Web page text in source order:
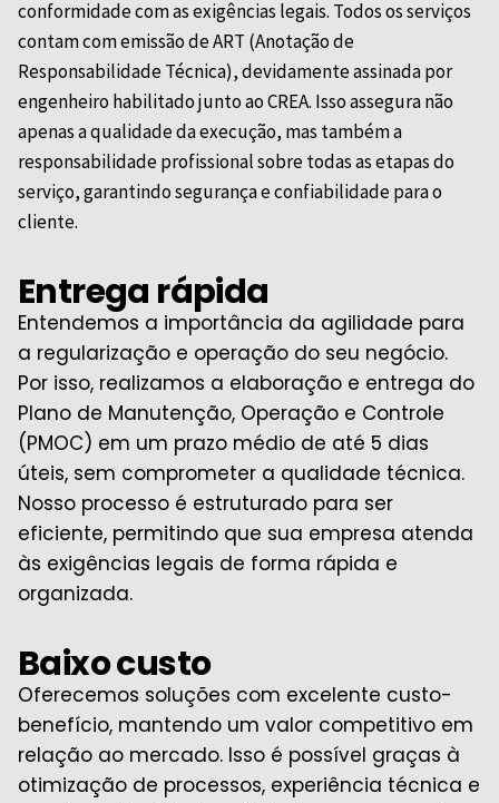
conformidade com as exigências legais. Todos os serviços
contam com emissão de ART (Anotação de
Responsabilidade Técnica), devidamente assinada por
engenheiro habilitado junto aoCREA. Isso assegura não
apenas a qualidade da execução, mas também a
responsabilidade profissional sobre todas as etapas do
serviço, garantindo segurança e confiabilidade para o
cliente.
Entrega rápida
Entendemos a importância da agilidade para
a regularização e operação do seu negócio.
Por isso, realizamos a elaboração e entrega do
Plano de Manutenção, Operação e Controle
(PMOC) em um prazo médio de até 5 dias
úteis, sem comprometer a qualidade técnica.
Nosso processo é estruturado para ser
eficiente, permitindo que sua empresa atenda
às exigências legais de forma rápida e
organizada.
Baixo custo
Oferecemos soluções com excelente custo-
benefício, mantendo um valor competitivo em
relação ao mercado. Isso é possível graças à
otimização de processos, experiência técnica e